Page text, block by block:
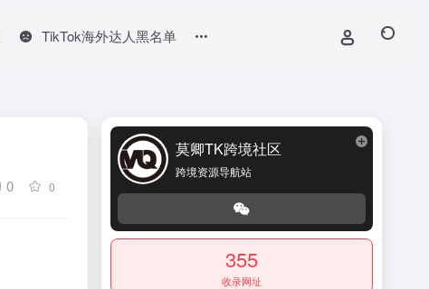
TikTok海外达人黑名单
0 0
莫卿TK跨境社区
跨境资源导航站
355
收录网址